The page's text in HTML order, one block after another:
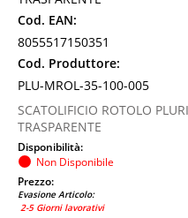
Cod. EAN:
8055517150351
Cod. Produttore:
PLU-MROL-35-100-005
SCATOLIFICIO ROTOLO
TRASPARENTE
Disponibilità:
Non Disponibile
Prezzo:
Evasione Articolo:
2-5 Giorni lavorativi